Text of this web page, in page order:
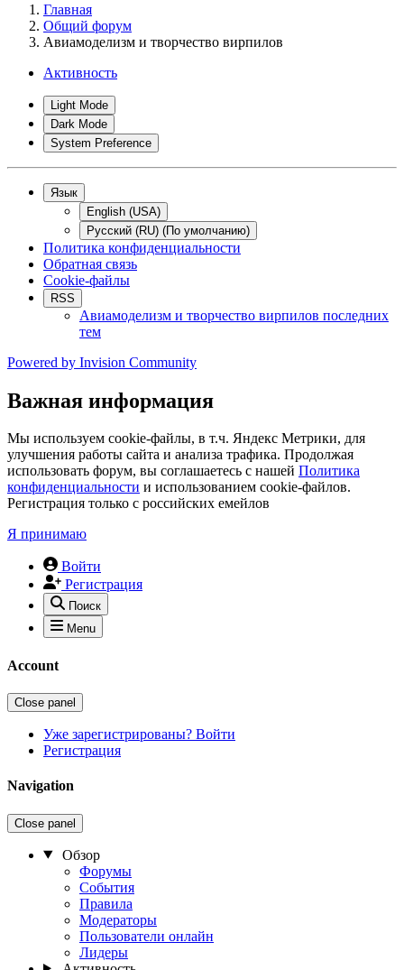
Главная
Общий форум
Авиамоделизм и творчество вирпилов
Активность
Light Mode
Dark Mode
System Preference
Язык
English (USA)
Русский (RU) (По умолчанию)
Политика конфиденциальности
Обратная связь
Cookie-файлы
RSS
Авиамоделизм и творчество вирпилов последних
тем
Powered by Invision Community
Важная информация
Мы используем cookie-файлы, в т.ч. Яндекс Метрики, для
улучшения работы сайта и анализа трафика. Продолжая
использовать форум, вы соглашаетесь с нашей Политика
конфиденциальности и использованием cookie-файлов.
Регистрация только с российских емейлов
Я принимаю
Войти
Регистрация
Поиск
Menu
Account
Close panel
Уже зарегистрированы? Войти
Регистрация
Navigation
Close panel
Обзор
Форумы
События
Правила
Модераторы
Пользователи онлайн
Лидеры